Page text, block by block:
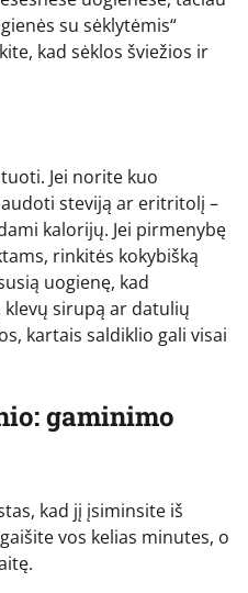
su sėklytėmis“
kad sėklos šviežios ir
Jei norite kuo
steviją ar eritritolį –
kalorijų. Jei pirmenybę
rinkitės kokybišką
uogienę, kad
sirupą ar datulių
kartais saldiklio gali visai
gaminimo
kad jį įsiminsite iš
vos kelias minutes, o